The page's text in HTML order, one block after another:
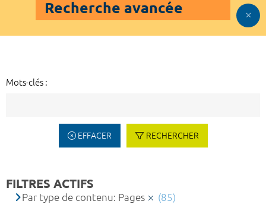
Recherche avancée
Mots-clés :
EFFACER RECHERCHER
FILTRES ACTIFS
Par type de contenu: Pages
(85)